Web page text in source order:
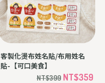
客製化燙布姓名貼/布用姓名
貼-【可口美食】
NT$399 NT$359